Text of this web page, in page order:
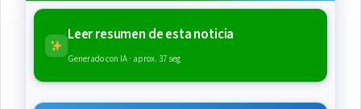
Leer resumen de esta noticia
Generado con IA · aprox. 37 seg